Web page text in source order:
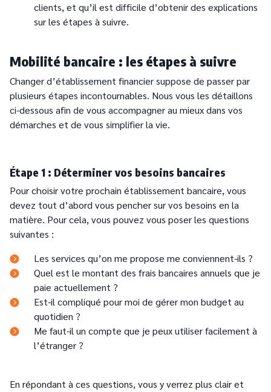
clients, et qu’il est difficile d’obtenir des explications
sur les étapes à suivre.
Mobilité bancaire : les étapes à suivre
Changer d’établissement financier suppose de passer par
plusieurs étapes incontournables. Nous vous les détaillons
ci-dessous afin de vous accompagner au mieux dans vos
démarches et de vous simplifier la vie.
Étape 1 : Déterminer vos besoins bancaires
Pour choisir votre prochain établissement bancaire, vous
devez tout d’abord vous pencher sur vos besoins en la
matière. Pour cela, vous pouvez vous poser les questions
suivantes :
Les services qu’on me propose me conviennent-ils ?
Quel est le montant des frais bancaires annuels que je
paie actuellement ?
Est-il compliqué pour moi de gérer mon budget au
quotidien ?
Me faut-il un compte que je peux utiliser facilement à
l’étranger ?
En répondant à ces questions, vous y verrez plus clair et